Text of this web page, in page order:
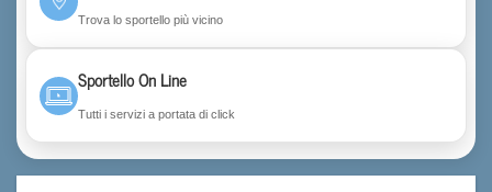
Trova lo sportello più vicino
Sportello On Line
Tutti i servizi a portata di click